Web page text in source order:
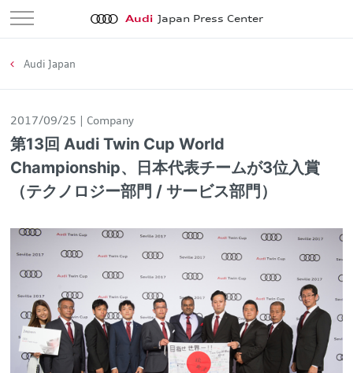
Audi Japan Press Center
Audi Japan
2017/09/25 Company
第13回 Audi Twin Cup World
Championship、日本代表チームが3位入賞
（テクノロジー部門 / サービス部門）